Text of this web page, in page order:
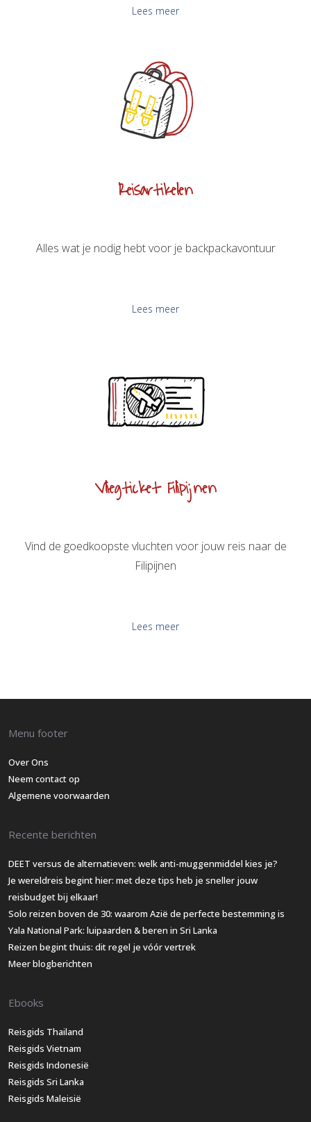
Lees meer
Reisartikelen
Alles wat je nodig hebt voor je backpackavontuur
Lees meer
Vliegticket Filipijnen
Vind de goedkoopste vluchten voor jouw reis naar de
Filipijnen
Lees meer
Menu footer
Over Ons
Neem contact op
Algemene voorwaarden
Recente berichten
DEET versus de alternatieven: welk anti-muggenmiddel kies je?
Je wereldreis begint hier: met deze tips heb je sneller jouw
reisbudget bij elkaar!
Solo reizen boven de 30: waarom Azië de perfecte bestemming is
Yala National Park: luipaarden & beren in Sri Lanka
Reizen begint thuis: dit regel je vóór vertrek
Meer blogberichten
Ebooks
Reisgids Thailand
Reisgids Vietnam
Reisgids Indonesië
Reisgids Sri Lanka
Reisgids Maleisië